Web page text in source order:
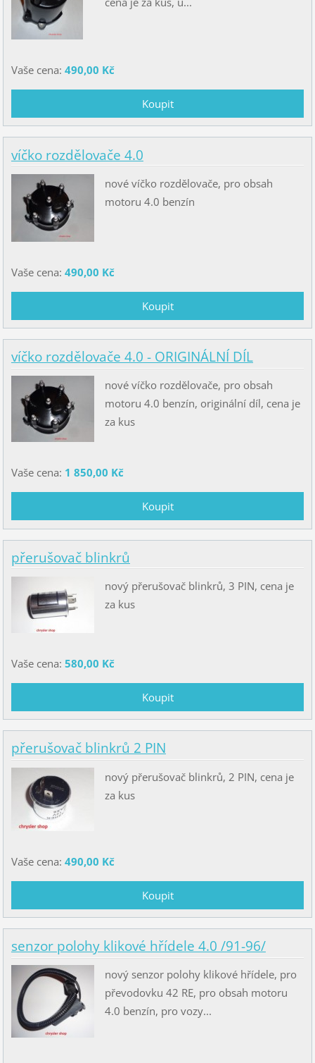
Vaše cena: 490,00 Kč
víčko rozdělovače 4.0
nové víčko rozdělovače, pro obsah
motoru 4.0 benzín
Vaše cena: 490,00 Kč
víčko rozdělovače 4.0 - ORIGINÁLNÍ DÍL
nové víčko rozdělovače, pro obsah
motoru 4.0 benzín, originální díl, cena je
za kus
Vaše cena: 1 850,00 Kč
přerušovač blinkrů
nový přerušovač blinkrů, 3 PIN, cena je
za kus
Vaše cena: 580,00 Kč
přerušovač blinkrů 2 PIN
nový přerušovač blinkrů, 2 PIN, cena je
za kus
Vaše cena: 490,00 Kč
senzor polohy klikové hřídele 4.0 /91-96/
nový senzor polohy klikové hřídele, pro
převodovku 42 RE, pro obsah motoru
4.0 benzín, pro vozy...